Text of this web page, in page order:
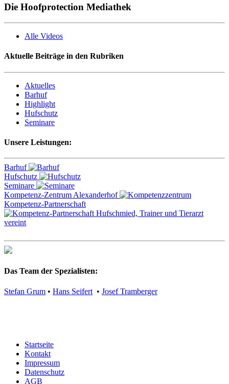
Die Hoofprotection Mediathek
Alle Videos
Aktuelle Beiträge in den Rubriken
Aktuelles
Barhuf
Highlight
Hufschutz
Seminare
Unsere Leistungen:
Barhuf
Hufschutz
Seminare
Kompetenz-Zentrum Alexanderhof
Kompetenz-Partnerschaft
Das Team der Spezialisten:
Stefan Grum • Hans Seifert • Josef Tramberger
Startseite
Kontakt
Impressum
Datenschutz
AGB